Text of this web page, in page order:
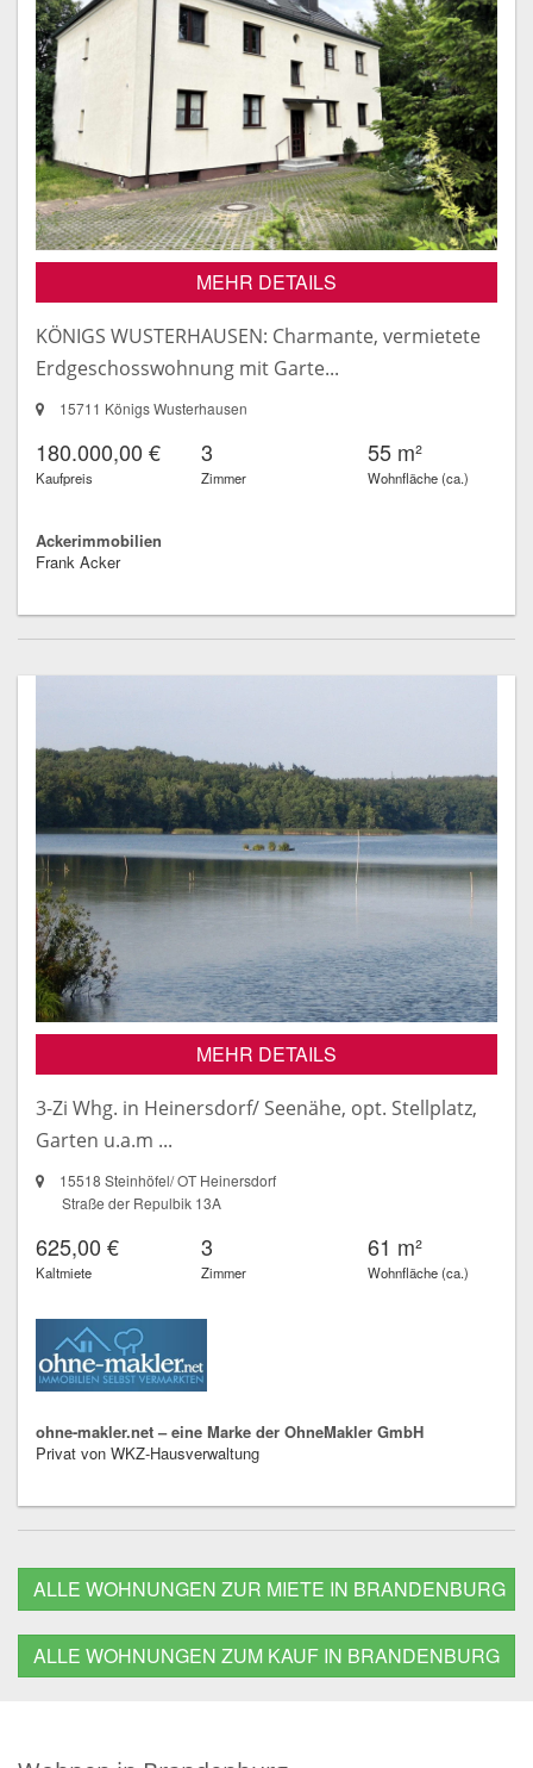
MEHR DETAILS
KÖNIGS WUSTERHAUSEN: Charmante, vermietete
Erdgeschosswohnung mit Garte...
15711 Königs Wusterhausen
180.000,00 €
Kaufpreis
3
Zimmer
55 m²
Wohnfläche (ca.)
Ackerimmobilien
Frank Acker
MEHR DETAILS
3-Zi Whg. in Heinersdorf/ Seenähe, opt. Stellplatz,
Garten u.a.m ...
15518 Steinhöfel/ OT Heinersdorf
Straße der Repulbik 13A
625,00 €
Kaltmiete
3
Zimmer
61 m²
Wohnfläche (ca.)
ohne-makler.net – eine Marke der OhneMakler GmbH
Privat von WKZ-Hausverwaltung
ALLE WOHNUNGEN ZUR MIETE IN BRANDENBURG
ALLE WOHNUNGEN ZUM KAUF IN BRANDENBURG